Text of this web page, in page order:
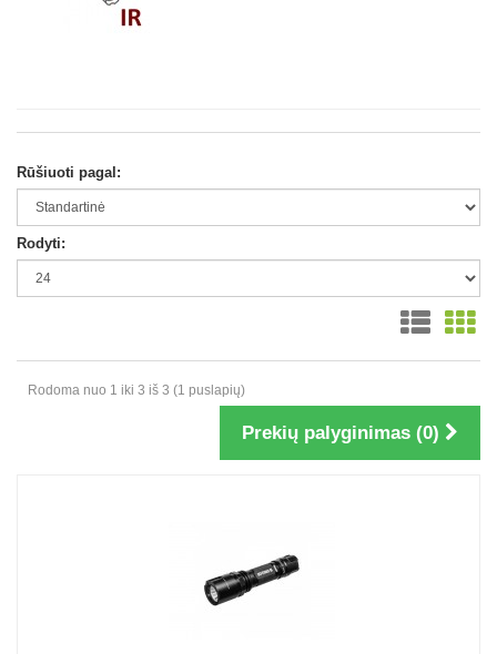
Rūšiuoti pagal:
Rodyti:
Rodoma nuo 1 iki 3 iš 3 (1 puslapių)
Prekių palyginimas (0)